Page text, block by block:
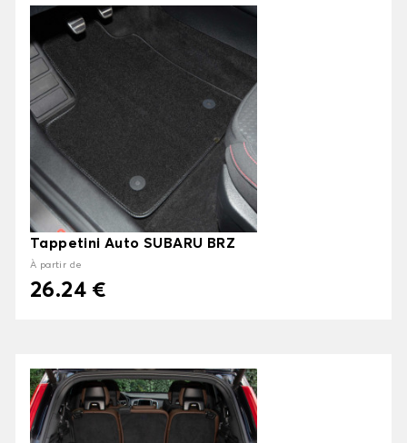
Tappetini Auto SUBARU BRZ
À partir de
26.24 €